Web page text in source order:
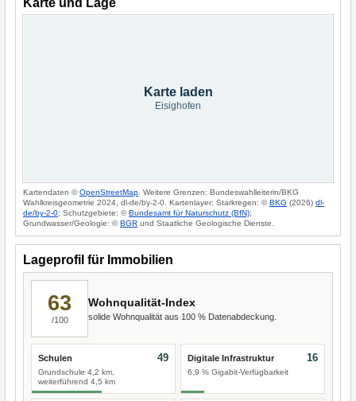
Karte und Lage
Karte laden
Eisighofen
Kartendaten ©OpenStreetMap . Weitere Grenzen: Bundeswahlleiterin/BKG
Wahlkreisgeometrie 2024, dl-de/by-2-0. Kartenlayer: Starkregen: ©BKG (2026) dl-
de/by-2-0; Schutzgebiete: ©Bundesamt für Naturschutz (BfN);
Grundwasser/Geologie: ©BGR und Staatliche Geologische Dienste.
Lageprofil für Immobilien
63
/100
Wohnqualität-Index
solide Wohnqualität aus 100 % Datenabdeckung.
Schulen
Grundschule 4,2 km,
weiterführend 4,5 km
49 Digitale Infrastruktur
6,9 % Gigabit-Verfügbarkeit
16